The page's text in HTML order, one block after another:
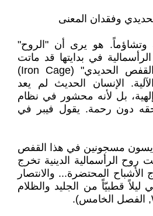
وفقدان المعنى
وتشاؤماً. هو يرى أن "الروح"
الرأسمالية في بدايتها قد ماتت
تدريجياً. ما تبقى هو "القفص الحديدي" (Iron Cage)
الإنسان الحديث لم يعد
بل لأنه محشور في نظام
دون رحمة. يقول فيبر في
مسجونين في هذا القفص
روح الرأسمالية الدينية تخرج
المحتضرة... والانتصار
ليلاً قطبيّاً من الجليد والظلام